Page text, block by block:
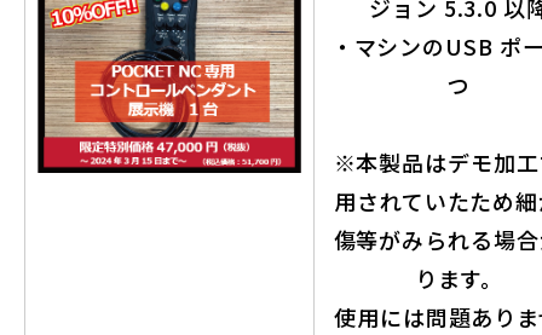
ジョン 5.3.0 以
・マシンのUSB ポ
つ
※本製品はデモ加
用されていたため
傷等がみられる場
ります。
使用には問題あり